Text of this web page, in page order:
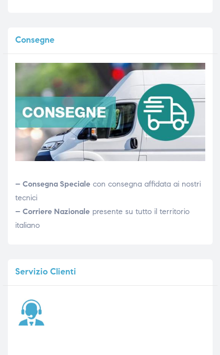
Consegne
– Consegna Specialecon consegna affidata ai nostri
tecnici
– Corriere Nazionalepresente su tutto il territorio
italiano
ServizioClienti